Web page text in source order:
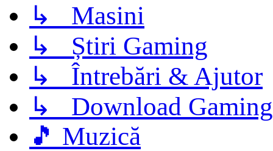
↳ Masini
↳ Știri Gaming
↳ Întrebări & Ajutor
↳ Download Gaming
🎵 Muzică